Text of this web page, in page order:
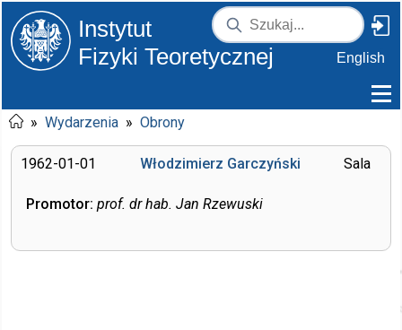
Instytut
Fizyki Teoretycznej
English
» Wydarzenia » Obrony
1962-01-01 Sala
Włodzimierz Garczyński
Promotor: prof. dr hab. Jan Rzewuski